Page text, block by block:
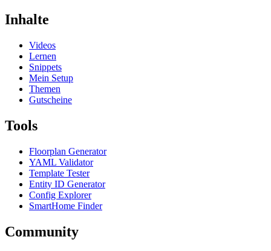
Inhalte
Videos
Lernen
Snippets
Mein Setup
Themen
Gutscheine
Tools
Floorplan Generator
YAML Validator
Template Tester
Entity ID Generator
Config Explorer
SmartHome Finder
Community